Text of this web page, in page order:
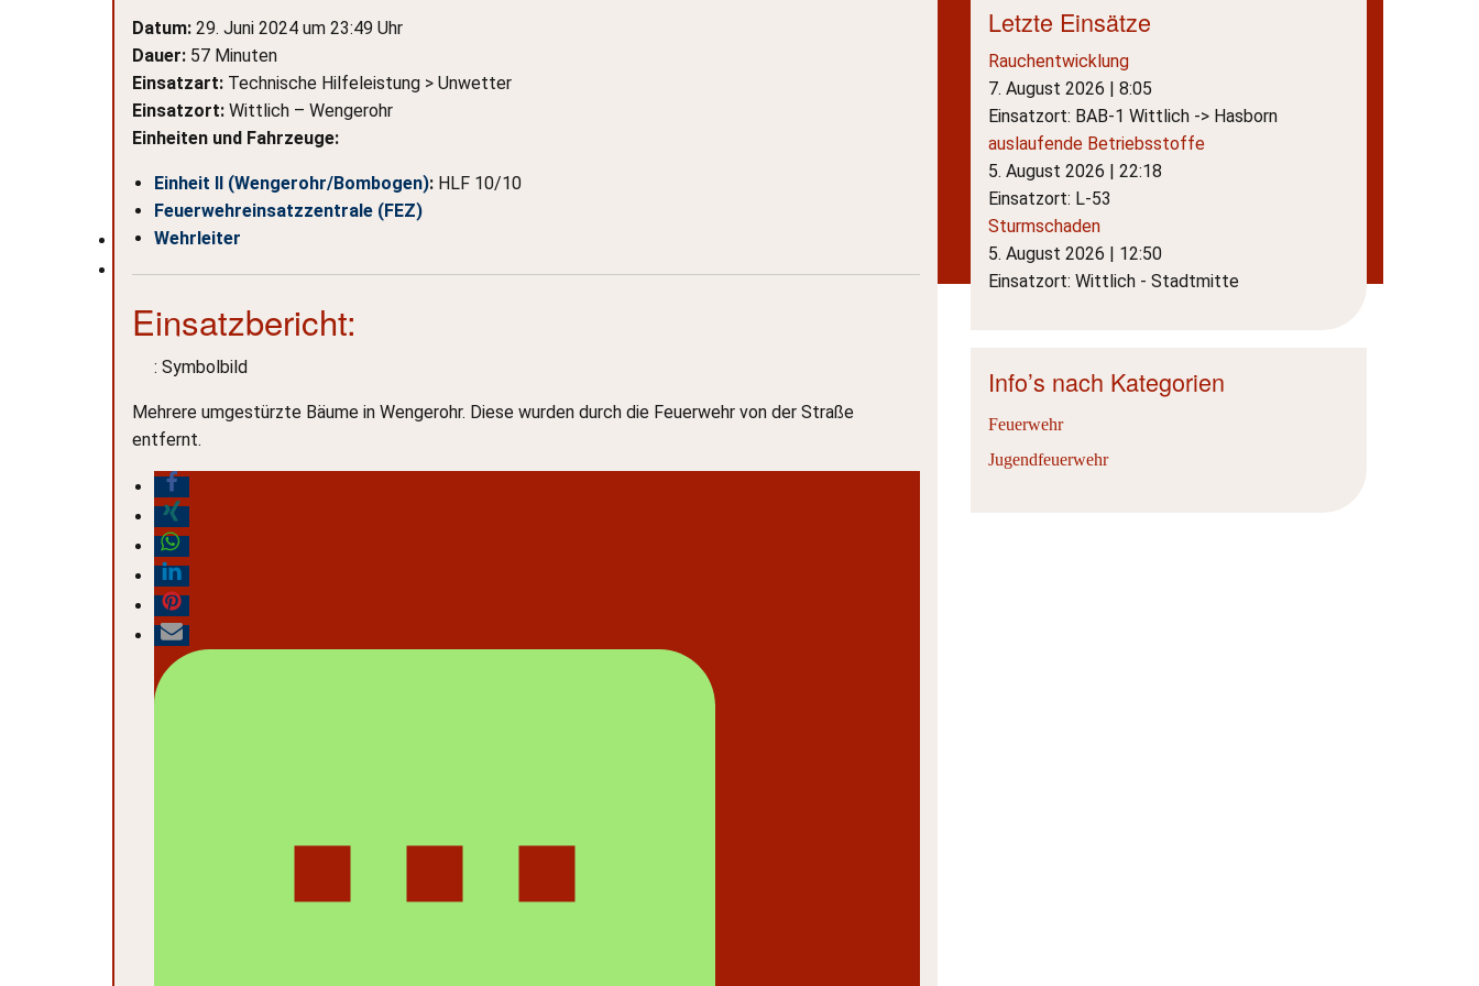
Datum: 29. Juni 2024 um 23:49 Uhr
Dauer: 57 Minuten
Einsatzart: Technische Hilfeleistung > Unwetter
Einsatzort: Wittlich – Wengerohr
Einheiten und Fahrzeuge:
Einheit II (Wengerohr/Bombogen): HLF 10/10
Feuerwehreinsatzzentrale (FEZ)
Wehrleiter
Einsatzbericht:
: Symbolbild
Mehrere umgestürzte Bäume in Wengerohr. Diese wurden durch die Feuerwehr von der Straße
entfernt.
Letzte Einsätze
Rauchentwicklung
7. August 2026 | 8:05
Einsatzort: BAB-1 Wittlich -> Hasborn
auslaufende Betriebsstoffe
5. August 2026 | 22:18
Einsatzort: L-53
Sturmschaden
5. August 2026 | 12:50
Einsatzort: Wittlich - Stadtmitte
Info’s nach Kategorien
Feuerwehr
Jugendfeuerwehr